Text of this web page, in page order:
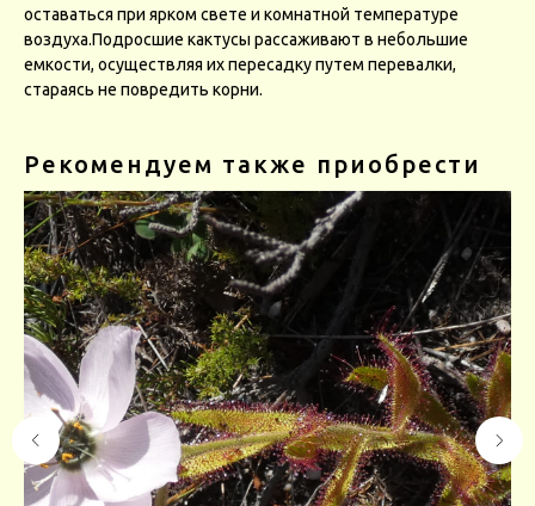
оставаться при ярком свете и комнатной температуре
воздуха.Подросшие кактусы рассаживают в небольшие
емкости, осуществляя их пересадку путем перевалки,
стараясь не повредить корни.
Рекомендуем также приобрести